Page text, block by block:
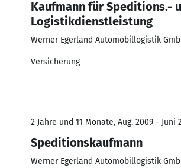
Kaufmann für Speditions.-
Logistikdienstleistung
Werner Egerland Automobillogistik
Versicherung
2 Jahre und 11 Monate, Aug. 2009 - Juni
Speditionskaufmann
Werner Egerland Automobillogistik